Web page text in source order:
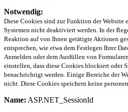
Notwendig:
Diese Cookies sind zur Funktion der
Systemen nicht deaktiviert werden. In der
Reaktion auf von Ihnen getätigte Aktionen
entsprechen, wie etwa dem Festlegen Ihrer
Anmelden oder dem Ausfüllen von
einstellen, dass diese Cookies blockiert oder
benachrichtigt werden. Einige Bereiche der
nicht. Diese Cookies speichern keine
Name: ASP.NET_SessionId